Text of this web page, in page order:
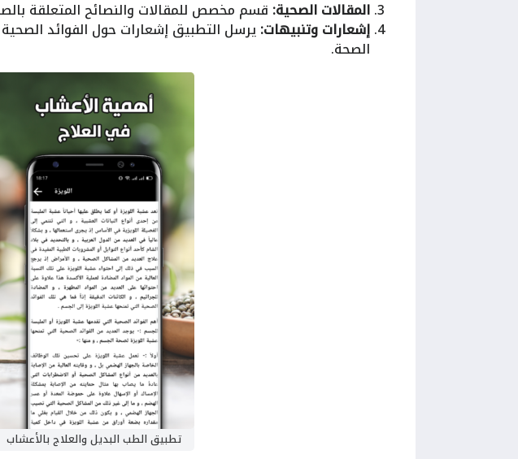
المقالات الصحية: قسم مخصص للمقالات والنصائح المتعلقة
إشعارات وتنبيهات:يرسل التطبيق إشعارات حول الفوائد
الصحة.
تطبيق الطب البديل والعلاج بالأعشاب